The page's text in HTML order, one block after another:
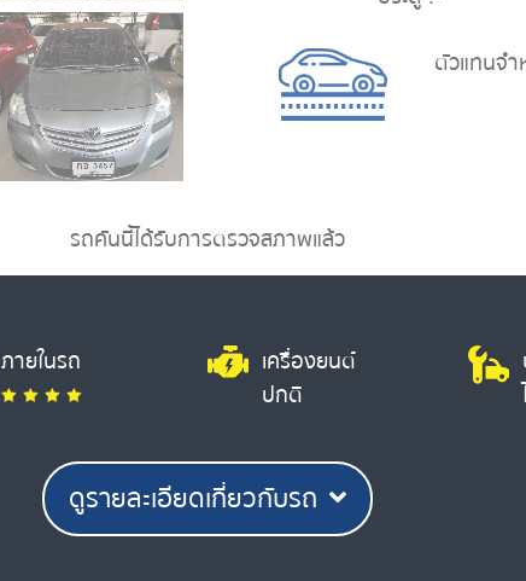
ตัวแทนจำ
รถคันนี้ได้รับการตรวจสภาพแล้ว
ภายในรถ
เครื่องยนต์
ปกติ
ดูรายละเอียดเกี่ยวกับรถ